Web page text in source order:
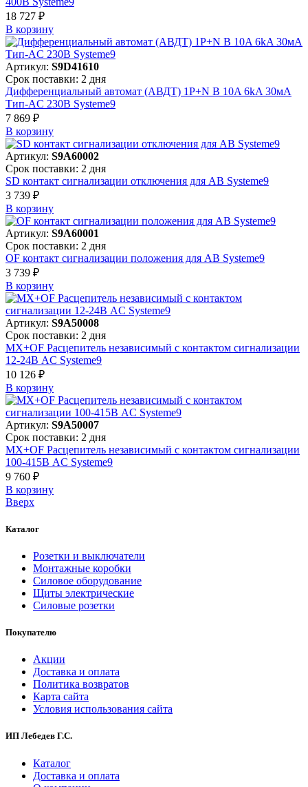
18 727 ₽
В корзинy
Артикул: S9D41610
Срок поставки: 2 дня
Дифференциальный автомат (АВДТ) 1P+N B 10A 6kA 30мА
Тип-AC 230В Systeme9
7 869 ₽
В корзинy
Артикул: S9A60002
Срок поставки: 2 дня
SD контакт сигнализации отключения для АВ Systeme9
3 739 ₽
В корзинy
Артикул: S9A60001
Срок поставки: 2 дня
OF контакт сигнализации положения для АВ Systeme9
3 739 ₽
В корзинy
Артикул: S9A50008
Срок поставки: 2 дня
MX+OF Расцепитель независимый с контактом сигнализации
12-24В AC Systeme9
10 126 ₽
В корзинy
Артикул: S9A50007
Срок поставки: 2 дня
MX+OF Расцепитель независимый с контактом сигнализации
100-415В AC Systeme9
9 760 ₽
В корзинy
Вверх
Каталог
Розетки и выключатели
Монтажные коробки
Силовое оборудование
Щиты электрические
Силовые розетки
Покупателю
Акции
Доставка и оплата
Политика возвратов
Карта сайта
Условия использования сайта
ИП Лебедев Г.С.
Каталог
Доставка и оплата